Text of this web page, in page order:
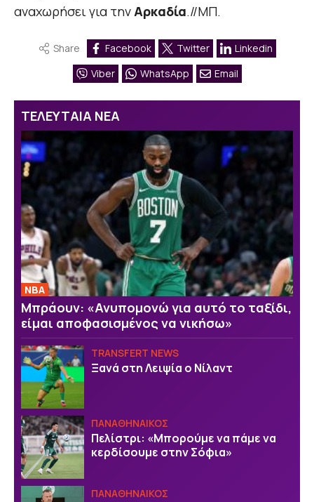
αναχωρήσει για τηνΑρκαδία.//ΜΠ.
Share Facebook Twitter
Linkedin
Viber
WhatsApp Email
ΤΕΛΕΥΤΑΙΑ ΝΕΑ
NBA
Μπράουν: «Ανυπομονώ για αυτό το ταξίδι,
είμαι αποφασισμένος να νικήσω»
TRANSFERT NEWS
Ξανά στη Λειψία ο Νίλαντ
ΠΑΝΑΘΗΝΑΙΚΟΣ
Πελίστρι: «Μπορούμε να πάμε να
κερδίσουμε στην Σόφια»
ΠΑΝΑΘΗΝΑΙΚΟΣ